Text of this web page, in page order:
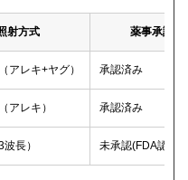
射方式 薬事承認
アレキ+ヤグ） 承認済み
アレキ） 承認済み
長） 未承認(FDA認可